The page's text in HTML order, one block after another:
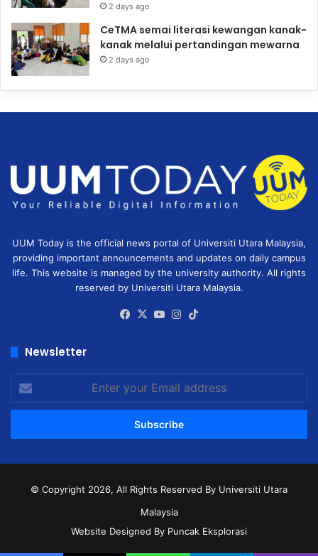
2 days ago
CeTMA semai literasi kewangan kanak-
kanak melalui pertandingan mewarna
2 days ago
UUM Today is the official news portal of Universiti Utara Malaysia,
providing important announcements and updates on daily campus
life. This website is managed by the university authority. All rights
reserved by Universiti Utara Malaysia.
Facebook
X YouTubeInstagram
Newsletter
Enter
your
Email
© Copyright 2026, All Rights Reserved By Universiti Utara
Malaysia
Website Designed By Puncak Eksplorasi